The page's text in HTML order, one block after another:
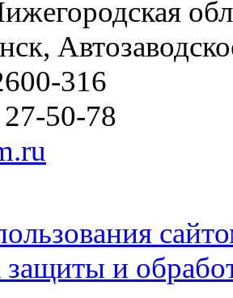
316
50-78
и